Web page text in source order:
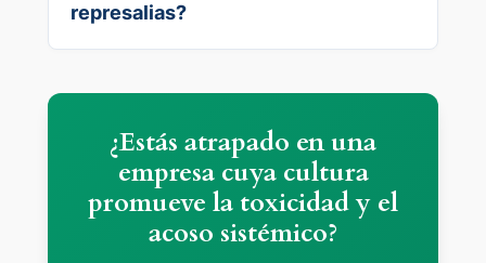
represalias?
¿Estás atrapado en una
empresa cuya cultura
promueve la toxicidad y el
acoso sistémico?